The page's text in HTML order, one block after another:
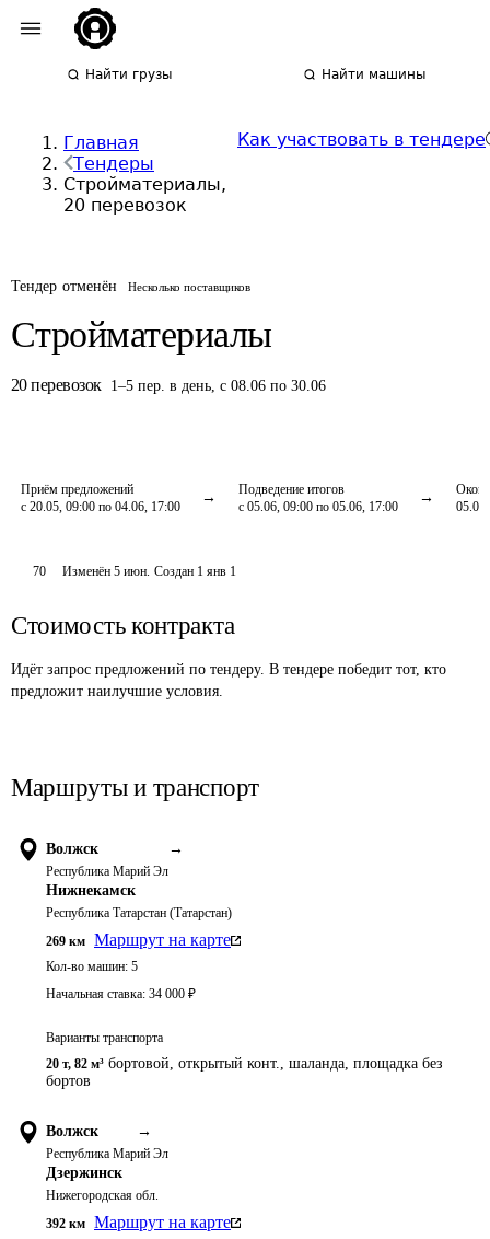
Найти грузы Найти машины
Главная
Тендеры
Стройматериалы,
20 перевозок
Как участвовать в тендере
Тендер отменён Несколько поставщиков
Стройматериалы
20 перевозок 1–5 пер. в день, с 08.06 по 30.06
Приём предложений
с 20.05, 09:00 по 04.06, 17:00
Подведение итогов
с 05.06, 09:00 по 05.06, 17:00
70 Изменён5 июн. Создан 1 янв 1
Стоимость контракта
Идёт запрос предложений по тендеру. В тендере победит тот, кто
предложит наилучшие условия.
Маршруты и транспорт
Волжск →
Республика Марий Эл
Нижнекамск
Республика Татарстан (Татарстан)
269 км Маршрут на карте
Кол-во машин: 5
Начальная ставка: 34 000 ₽
Варианты транспорта
20 т, 82 м³ бортовой, открытый конт., шаланда, площадка без
бортов
Волжск →
Республика Марий Эл
Дзержинск
Нижегородская обл.
392 км Маршрут на карте